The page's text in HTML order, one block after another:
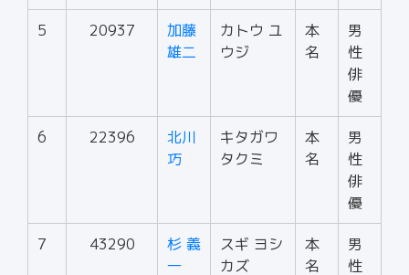
5 20937
加藤
雄二
カトウ ユ
ウジ
本
名
男
性
俳
優
6 22396
北川
巧
キタガワ
タクミ
本
名
男
性
俳
優
7 43290
杉 義
一
スギ ヨシ
カズ
本
名
男
性